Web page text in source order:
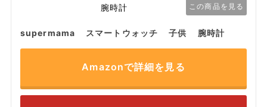
この商品を見る
supermama スマートウォッチ 子供 腕時計
Amazonで詳細を見る